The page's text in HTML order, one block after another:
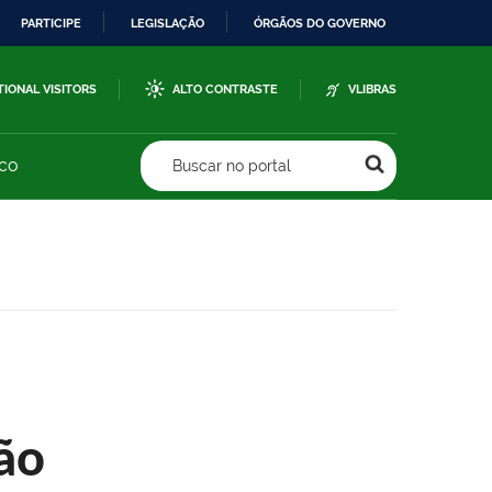
PARTICIPE LEGISLAÇÃO ÓRGÃOS DO GOVERNO
VISITORS ALTO CONTRASTE VLIBRAS
Buscar no portal